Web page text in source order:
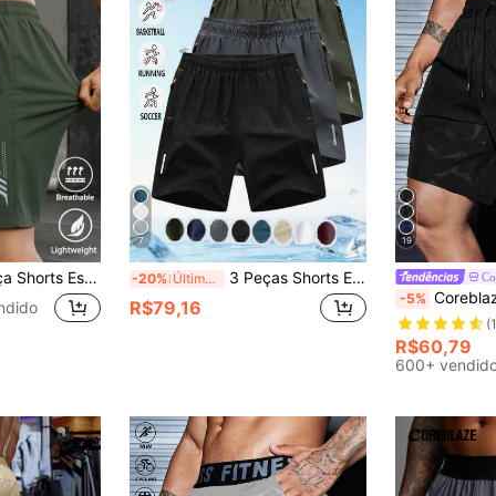
Respiráveis de Secagem Rápida Adequados para Corrida, Fitness, Ciclismo, Caminhada, Natação, Atividades ao Ar Livre
7
-20% Últimos 2 dias 3 Peças Shorts Esportivos Casuais Soltos de Secagem Rápida de Alto Desempenho para Homens, com Listras Reflexivas, Bolsos, Cintura com Cordão, Macio e Leve para Exercícios ao Ar Livre
R$79,16
19
-5% Coreblaze Shorts Esportiva Masculina de Verão com
R$60,79
600+